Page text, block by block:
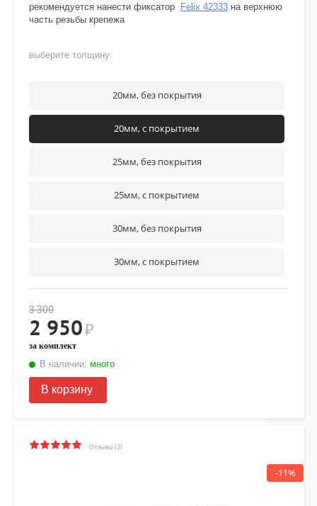
рекомендуется нанести фиксатор
Felix 42333 на верхнюю
часть резьбы крепежа
выберите толщину:
20мм, без покрытия
20мм, с покрытием
25мм, без покрытия
25мм, с покрытием
30мм, без покрытия
30мм, с покрытием
3 300
2 950₽
за комплект
В наличии: много
В корзину
Отзывы (2)
-11%